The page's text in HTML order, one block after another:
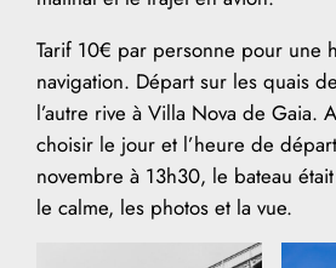
Tarif 10€ par personne pour une
navigation. Départ sur les quais
l’autre rive à Villa Nova de Gaia.
choisir le jour et l’heure de
novembre à 13h30, le bateau
le calme, les photos et la vue.